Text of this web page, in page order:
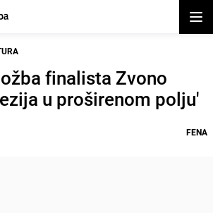
finalista Zvono
u proširenom polju'
FENA